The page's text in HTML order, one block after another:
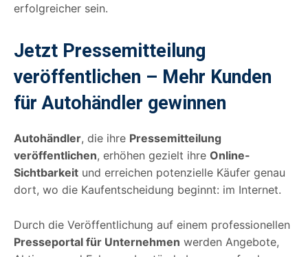
erfolgreicher sein.
Jetzt Pressemitteilung
veröffentlichen – Mehr Kunden
für Autohändler gewinnen
Autohändler, die ihre Pressemitteilung
veröffentlichen, erhöhen gezielt ihre Online-
Sichtbarkeit und erreichen potenzielle Käufer genau
dort, wo die Kaufentscheidung beginnt: im Internet.
Durch die Veröffentlichung auf einem professionellen
Presseportal für Unternehmen werden Angebote,